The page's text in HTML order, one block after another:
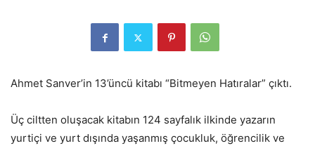
Ahmet Sanver’in 13’üncü kitabı “Bitmeyen Hatıralar” çıktı.
Üç ciltten oluşacak kitabın 124 sayfalık ilkinde yazarın
yurtiçi ve yurt dışında yaşanmış çocukluk, öğrencilik ve